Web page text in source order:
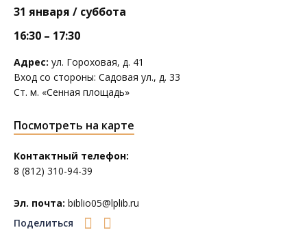
31 января / суббота
16:30 – 17:30
Адрес: ул. Гороховая, д. 41
Вход со стороны: Садовая ул., д. 33
Ст. м. «Сенная площадь»
Посмотреть на карте
Контактный телефон:
8 (812) 310-94-39
Эл. почта: biblio05@lplib.ru
Поделиться